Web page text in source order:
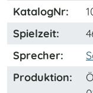
KatalogNr:
Spielzeit:
Sprecher:
Produktion: